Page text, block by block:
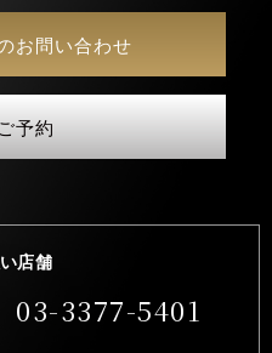
お問い合わせ
予約
店舗
03-3377-5401